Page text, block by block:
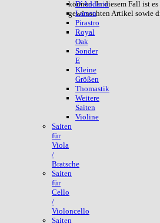
können. In diesem Fall ist
gewünschten Artikel sowie
D`Addario
Larsen
Pirastro
Royal
Oak
Sonder
E
Kleine
Größen
Thomastik
Weitere
Saiten
Violine
Saiten
für
Viola
/
Bratsche
Saiten
für
Cello
/
Violoncello
Saiten